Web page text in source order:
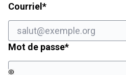
Courriel *Champ obligatoire
Mot de passe*Champ